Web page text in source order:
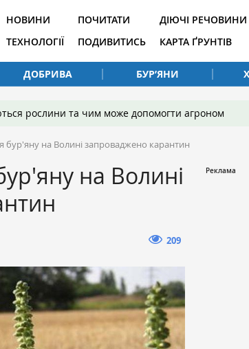
НОВИНИ
ТЕХНОЛОГІЇ
ПОЧИТАТИ
ПОДИВИТИСЬ
ДІЮЧІ РЕЧОВИНИ
КАРТА ҐРУНТІВ
ДОБРИВА БУР’ЯНИ
рослини та чим може допомогти агроном
на Волині запроваджено карантин
на Волині
209